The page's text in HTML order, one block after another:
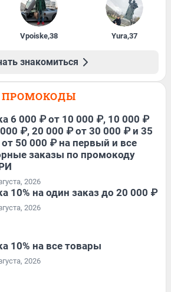
Vpoiske,38 Yura,37
знакомиться
ПРОМОКОДЫ
6 000 ₽ от 10 000 ₽, 10 000 ₽
₽, 20 000 ₽ от 30 000 ₽ и 35
50 000 ₽ на первый и все
заказы по промокоду
2026
10% на один заказ до 20 000 ₽
2026
10% на все товары
2026